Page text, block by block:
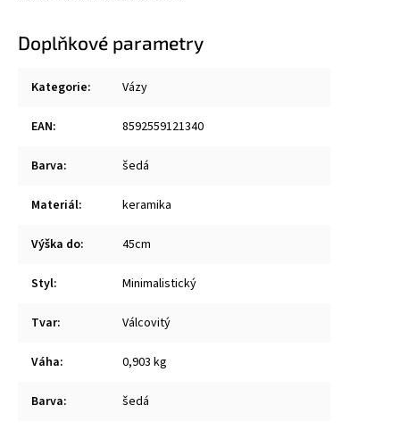
Doplňkové parametry
Kategorie: Vázy
EAN: 8592559121340
Barva: šedá
Materiál: keramika
Výška do: 45cm
Styl: Minimalistický
Tvar: Válcovitý
Váha: 0,903 kg
Barva: šedá